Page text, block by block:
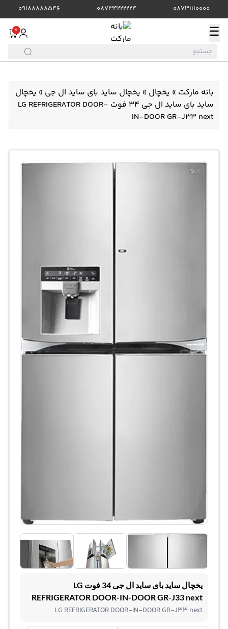
08731110000
08734222224
09188888546
☰
0
بانه مارکت » یخچال » یخچال ساید بای ساید ال جی » یخچال
ساید بای ساید ال جی 34 فوت LG REFRIGERATOR DOOR-
IN-DOOR GR-J33 next
یخچال ساید بای ساید ال جی 34 فوت LG
REFRIGERATOR DOOR-IN-DOOR GR-J33 next
LG REFRIGERATOR DOOR-IN-DOOR GR-J33 next